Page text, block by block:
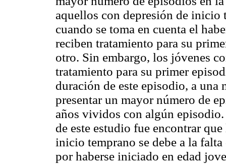
aquellos con depresión de inicio
cuando se toma en cuenta el
reciben tratamiento para su
otro. Sin embargo, los jóvenes
tratamiento para su primer
duración de este episodio, a
presentar un mayor número de
años vividos con algún
de este estudio fue encontrar
inicio temprano se debe a la
por haberse iniciado en edad